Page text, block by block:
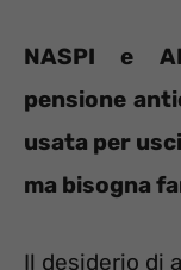
NASPI e
pensione
usata per
ma bisogna
Il desiderio di